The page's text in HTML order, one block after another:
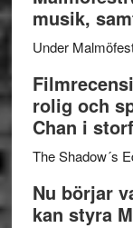
musik,
Under
rolig och
Chan i
The Shadow´s
Nu börjar
kan styra